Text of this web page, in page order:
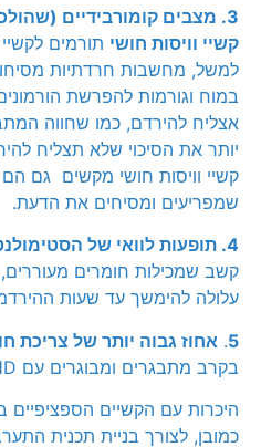
3. מצבים קומורבידיים (שהולכים יחד עם) ל
קשיי וויסות חושי תורמים
למשל, מחשבות חרדתיות
במוח וגורמות להפרשת
אצליח להירדם, כמו שחווה
יותר את הסיכוי שלא תצליח
קשיי וויסות חושי מקשים גם
שמפריעים ומסיחים את הדעת.
4. תופעות לוואי של הסטימולנטים-
קשב שמכילות חומרים
עלולה להימשך עד שעות
5
. אחוז גבוה יותר של צריכת
בקרב מתבגרים ומבוגרים עם ADHD בשעות הערב, שפוגעים באיכות השינה.
כמובן, לצורך בניית תכנית